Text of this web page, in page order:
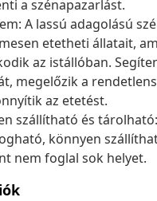
a szénapazarlást.
A lassú adagolású
etetheti állatait,
az istállóban.
megelőzik a
az etetést.
szállítható és
könnyen
nem foglal sok helyet.